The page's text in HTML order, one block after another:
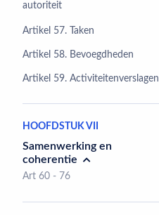
autoriteit
Artikel 57. Taken
Artikel 58. Bevoegdheden
Artikel 59. Activiteitenverslagen
HOOFDSTUK VII
Samenwerking en
coherentie
Art 60 - 76